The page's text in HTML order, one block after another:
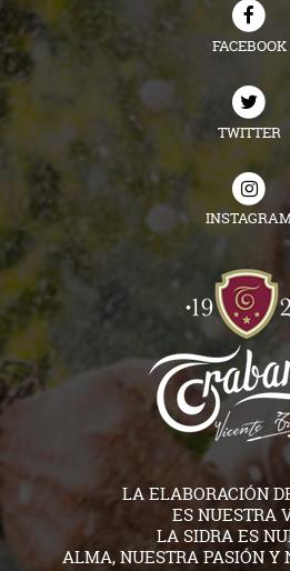
FACEBOOK
TWITTER
LA ELABORACIÓN
ES NUESTRA
LA SIDRA ES
ALMA, NUESTRA PASIÓN Y